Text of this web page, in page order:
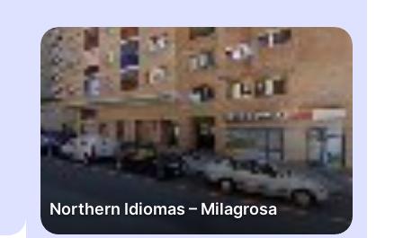
Northern Idiomas – Milagrosa
N
t
h
e
d